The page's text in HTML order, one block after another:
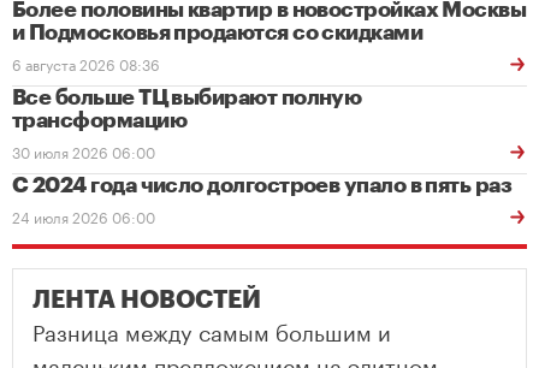
Более половины квартир в новостройках Москвы
и Подмосковья продаются со скидками
6 августа 2026 08:36
Все больше ТЦ выбирают полную
трансформацию
30 июля 2026 06:00
С 2024 года число долгостроев упало в пять раз
24 июля 2026 06:00
ЛЕНТА НОВОСТЕЙ
Разница между самым большим и